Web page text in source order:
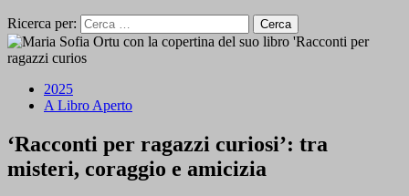
Ricerca per:
2025
A Libro Aperto
‘Racconti per ragazzi curiosi’: tra
misteri, coraggio e amicizia